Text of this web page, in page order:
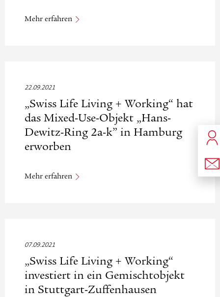
Mehr erfahren
„Swiss Life Living + Working“ hat
das Mixed-Use-Objekt „Hans-
Dewitz-Ring 2a-k” in Hamburg
erworben
22.09.2021
Mehr erfahren
„Swiss Life Living + Working“
investiert in ein Gemischtobjekt
in Stuttgart-Zuffenhausen
07.09.2021